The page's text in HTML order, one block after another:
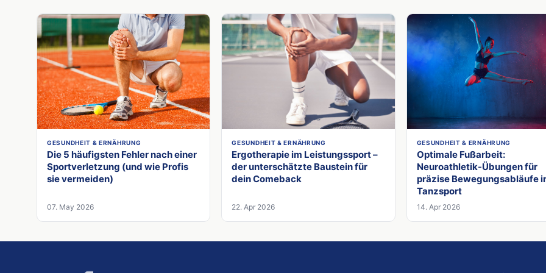
GESUNDHEIT & ERNÄHRUNG
Die 5 häufigsten Fehler nach einer
Sportverletzung (und wie Profis
sie vermeiden)
07. May 2026
GESUNDHEIT & ERNÄHRUNG
Ergotherapie im Leistungssport –
der unterschätzte Baustein für
dein Comeback
22. Apr 2026
GESUNDHEIT & ERNÄHRUNG
Optimale Fußarbeit:
Neuroathletik-Übungen für
präzise Bewegungsabläufe
Tanzsport
14. Apr 2026